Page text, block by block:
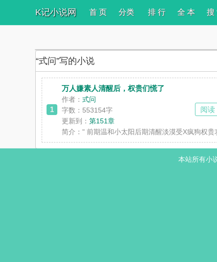
K记小说网 首 页 分类 排 行 全 本 搜
“式问”写的小说
1
万人嫌素人清醒后，权贵们慌了
作者： 式问
字数：553154字
更新到： 第151章
简介： " 前期温和小太阳后期清醒淡漠受X疯狗权
阅读
本站所有小